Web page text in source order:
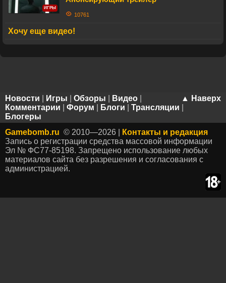
ИГРЫ
10761
Хочу еще видео!
▲ Наверх
Новости Игры Обзоры Видео
Комментарии
Форум Блоги Трансляции
Блогеры
Gamebomb.ru © 2010—2026 |
Контакты и редакция
Запись о регистрации средства массовой информации
Эл № ФС77-85198. Запрещено использование любых
материалов сайта без разрешения и согласования с
администрацией.